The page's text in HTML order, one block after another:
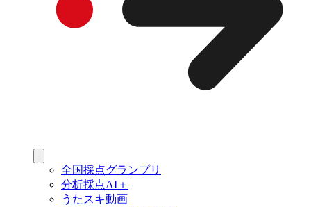
全国採点グランプリ
分析採点AI＋
うたスキ動画